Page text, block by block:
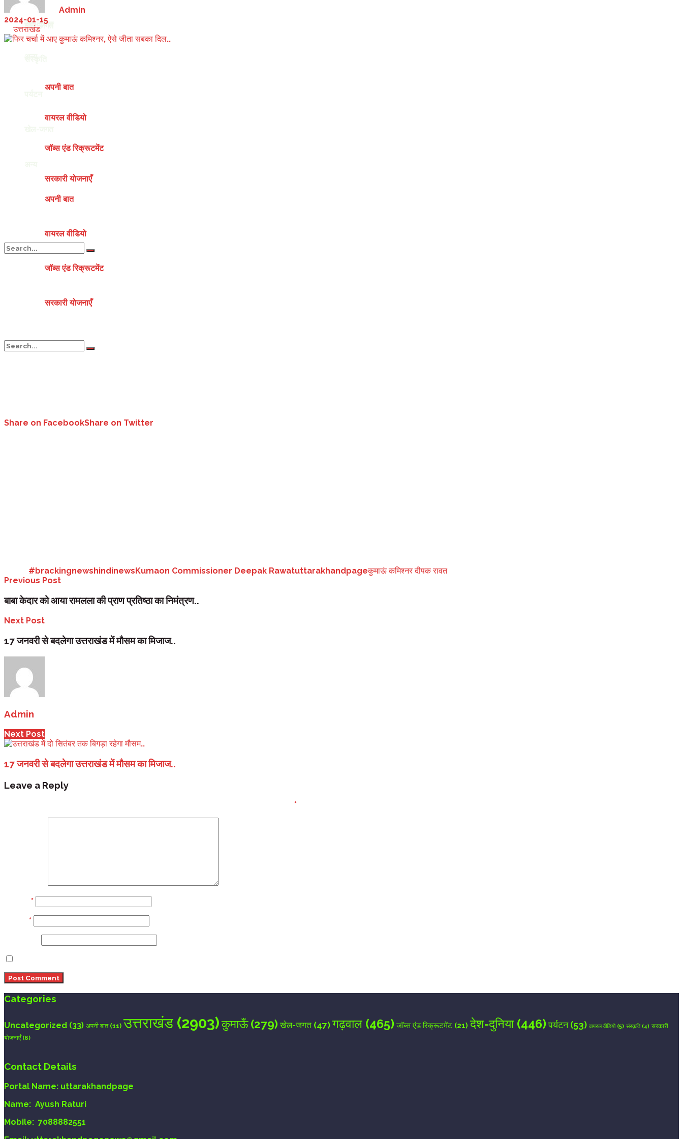
खेल-जगत
अपनी बात
वायरल वीडियो
जॉब्स एंड रिक्रूटमेंट
सरकारी योजनाएँ
View All Result
देश-दुनिया
अपनी बात
वायरल वीडियो
जॉब्स एंड रिक्रूटमेंट
सरकारी योजनाएँ
Admin
2024-01-15
उत्तराखंड
Share on FacebookShare on Twitter
#brackingnewshindinewsKumaon Commissioner Deepak Rawatuttarakhandpageकुमाऊं कमिश्नर दीपक रावत
Previous Post
बाबा केदार को आया रामलला की प्राण प्रतिष्ठा का निमंत्रण..
Next Post
17 जनवरी से बदलेगा उत्तराखंड में मौसम का मिजाज..
Admin
Next Post
17 जनवरी से बदलेगा उत्तराखंड में मौसम का मिजाज..
Leave a Reply
*
*
*
Categories
Uncategorized (33) अपनी बात(11) उत्तराखंड (2903)कुमाऊँ(279) खेल-जगत (47) गढ़वाल (465) जॉब्स एंड रिक्रूटमेंट (21) देश-दुनिया(446)पर्यटन(53) वायरल वीडियो(5) संस्कृति(4) सरकारी
योजनाएँ(6)
Contact Details
Portal Name: uttarakhandpage
Name: Ayush Raturi
Mobile: 7088882551